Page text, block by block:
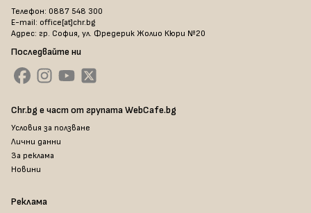
Телефон: 0887 548 300
E-mail: office[at]chr.bg
Адрес: гр. София, ул. Фредерик Жолио Кюри №20
Последвайте ни
Chr.bg е част от групата WebCafe.bg
Условия за ползване
Лични данни
За реклама
Новини
Реклама